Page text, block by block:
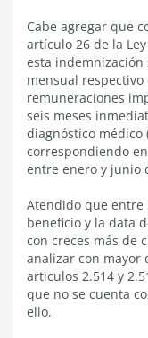
Cabe agregar que
artículo 26 de la
esta indemnización
mensual
remuneraciones
seis meses
diagnóstico médico
correspondiendo
entre enero y junio
Atendido que entre
beneficio y la data
con creces más de
analizar con mayor
articulos 2.514 y
que no se cuenta
ello.